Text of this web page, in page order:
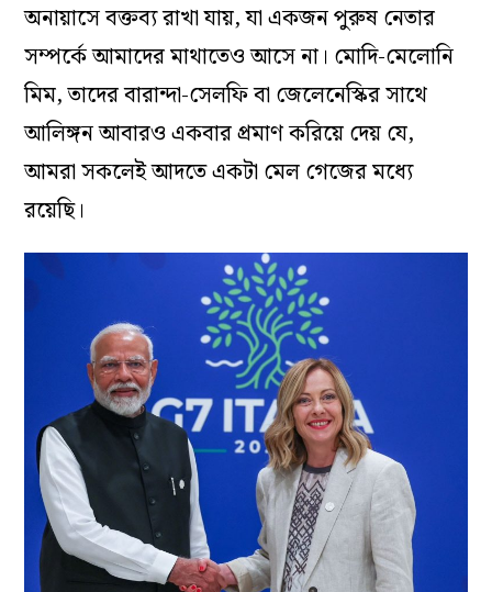
অনায়াসে বক্তব্য রাখা যায়, যা একজন পুরুষ নেতার
সম্পর্কে আমাদের মাথাতেও আসে না। মোদি-মেলোনি
মিম, তাদের বারান্দা-সেলফি বা জেলেনেস্কির সাথে
আলিঙ্গন আবারও একবার প্রমাণ করিয়ে দেয় যে,
আমরা সকলেই আদতে একটা মেল গেজের মধ্যে
রয়েছি।